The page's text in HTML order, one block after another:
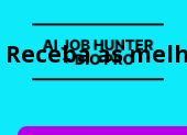
Receba as